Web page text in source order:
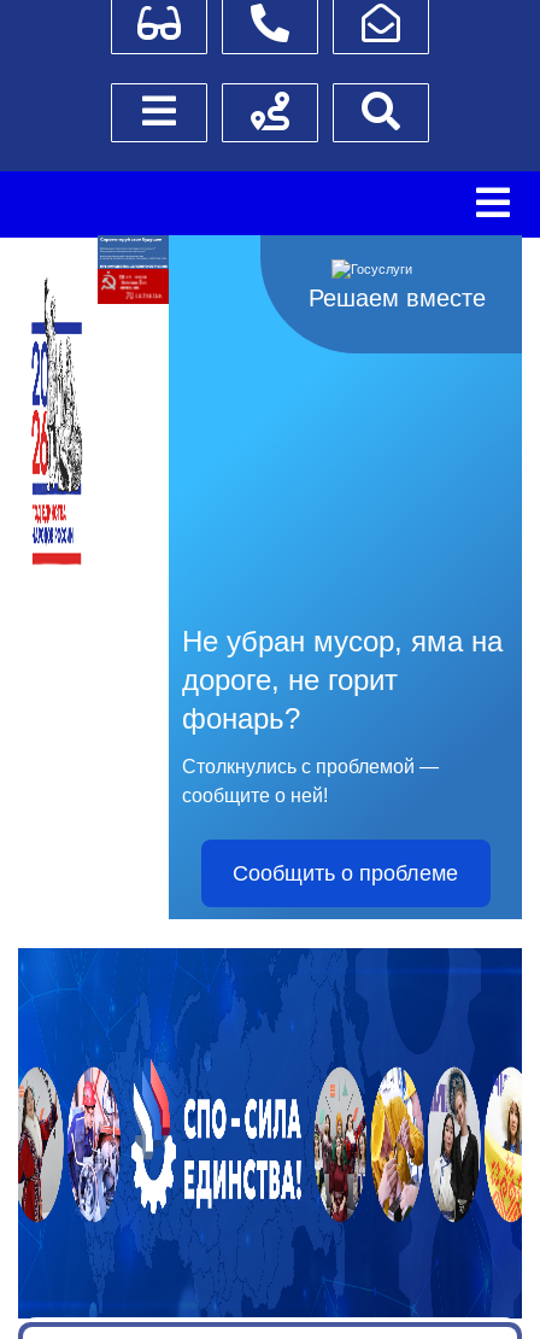
Для слабовидящихТелефоныНаписать обращение
Боковое менюСхема проезда
Решаем вместе
Не убран мусор, яма на
дороге, не горит
фонарь?
Столкнулись с проблемой —
сообщите о ней!
Сообщить о проблеме